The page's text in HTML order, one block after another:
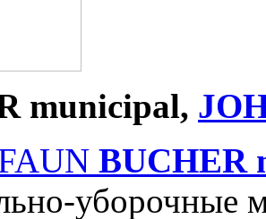
municipal,
BUCHER
уборочные